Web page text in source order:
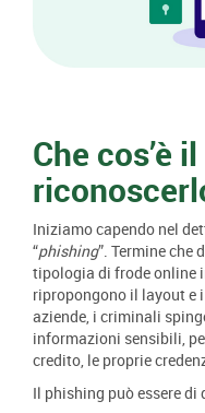
Che cos’è
Iniziamo capendo nel
“phishing”. Termine che
tipologia di frode online
ripropongono il layout
aziende, i criminali
informazioni sensibili,
credito, le proprie
Il phishing può essere